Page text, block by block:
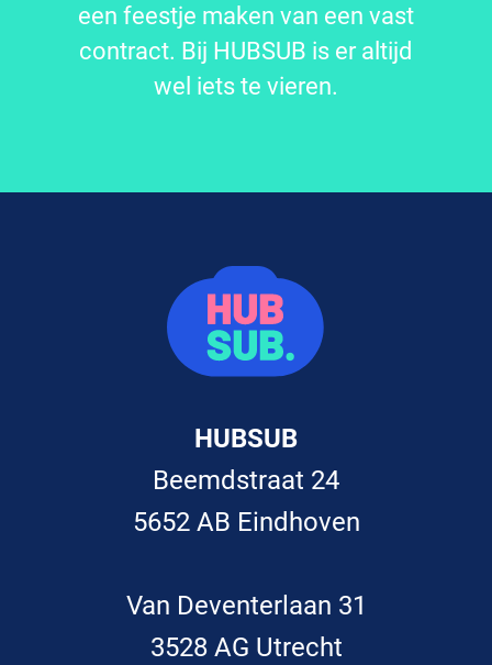
een feestje maken van een vast
contract. Bij HUBSUB is er altijd
wel iets te vieren.
HUBSUB
Beemdstraat 24
5652 AB Eindhoven
Van Deventerlaan 31
3528 AG Utrecht